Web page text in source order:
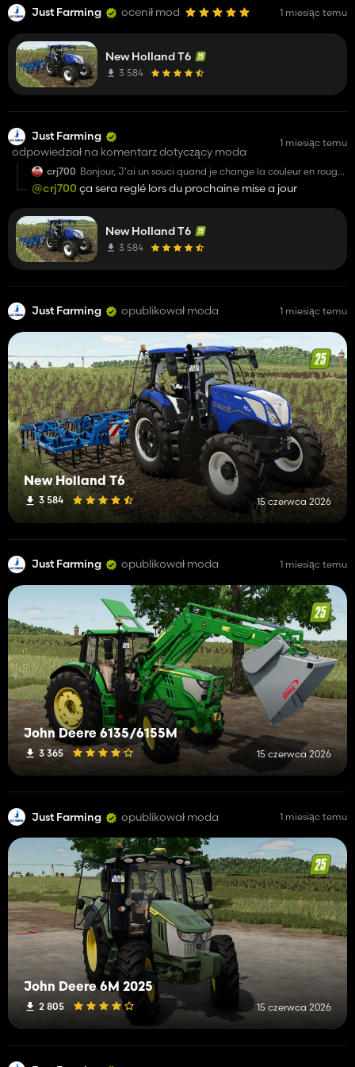
Just Farming ocenił mod 1 miesiąc temu
New Holland T6
3 584
Just Farming
odpowiedział na komentarz dotyczący moda
1 miesiąc temu
crj700 Bonjour, J'ai un souci quand je change la couleur en rouge,
le toit reste bleu
@crj700 ça sera reglé lors du prochaine mise a jour
New Holland T6
3 584
Just Farming opublikował moda 1 miesiąc temu
New Holland T6
3 584 15 czerwca 2026
Just Farming opublikował moda 1 miesiąc temu
John Deere 6135/6155M
3 365 15 czerwca 2026
Just Farming opublikował moda 1 miesiąc temu
John Deere 6M 2025
2 805 15 czerwca 2026